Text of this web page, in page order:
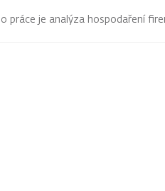
práce je analýza hospodaření